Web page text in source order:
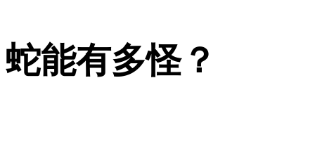
蛇能有多怪？